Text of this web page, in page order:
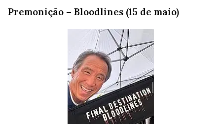
Premonição – Bloodlines (15 de maio)